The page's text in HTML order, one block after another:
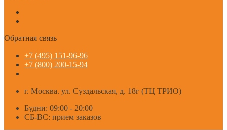
Обратная связь
+7 (495) 151-96-96
+7 (800) 200-15-94
г. Москва. ул. Суздальская, д. 18г (ТЦ ТРИО)
Будни: 09:00 - 20:00
СБ-ВС: прием заказов